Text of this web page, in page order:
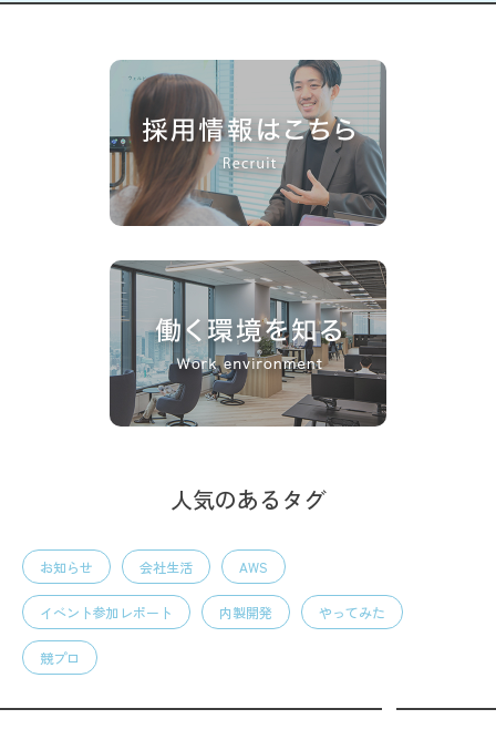
人気のあるタグ
お知らせ 会社生活 AWS
イベント参加レポート 内製開発 やってみた
競プロ